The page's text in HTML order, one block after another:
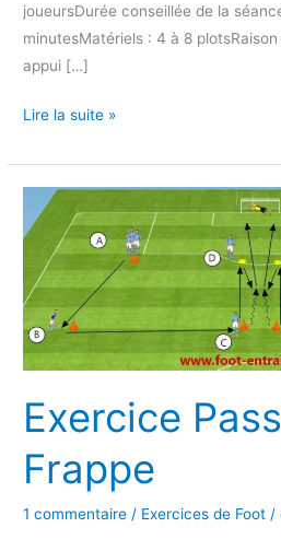
joueursDurée conseillée de la
minutesMatériels : 4 à 8
appui […]
Lire la suite »
Exercice
Frappe
1 commentaire / Exercices de Foot /
Exercice
Passe
Appui
Frappe